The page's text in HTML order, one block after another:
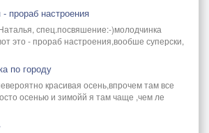
прораб настроения
спец.посвяшение:-)молодчинка
это - прораб настроения,вообше суперски,
по городу
красивая осень,впрочем там все
осенью и зимойй я там чаще ,чем ле